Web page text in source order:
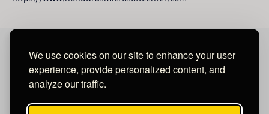
We use cookies on our site to enhance your user
experience, provide personalized content, and
analyze our traffic.
David Raudales Publishing LLC
Salvador.